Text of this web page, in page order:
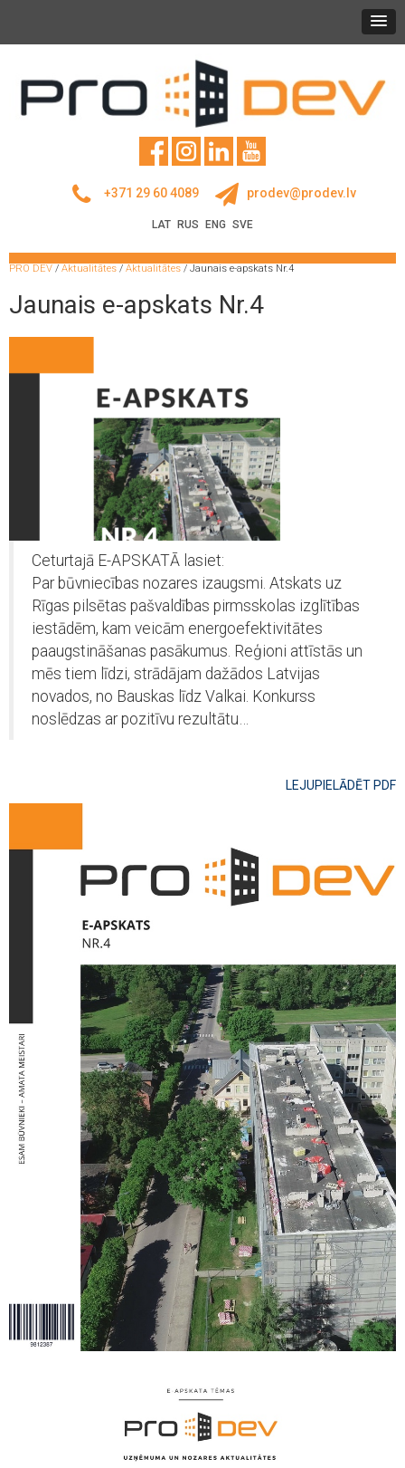
+371 29 60 4089 prodev@prodev.lv
LAT RUS ENG SVE
PRO DEV / Aktualitātes / Aktualitātes / Jaunais e-apskats Nr.4
Jaunais e-apskats Nr.4
Ceturtajā E-APSKATĀ lasiet:
Par būvniecības nozares izaugsmi. Atskats uz
Rīgas pilsētas pašvaldības pirmsskolas izglītības
iestādēm, kam veicām energoefektivitātes
paaugstināšanas pasākumus. Reģioni attīstās un
mēs tiem līdzi, strādājam dažādos Latvijas
novados, no Bauskas līdz Valkai. Konkurss
noslēdzas ar pozitīvu rezultātu…
LEJUPIELĀDĒT PDF